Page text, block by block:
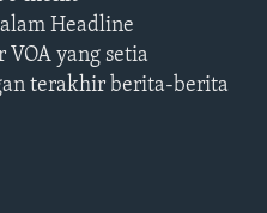
Headline
VOA yang setia
terakhir berita-berita